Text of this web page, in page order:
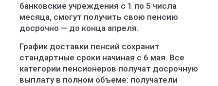
банковские учреждения с 1 по 5 числа
месяца, смогут получить свою пенсию
досрочно — до конца апреля.
График доставки пенсий сохранит
стандартные сроки начиная с 6 мая. Все
категории пенсионеров получат досрочную
выплату в полном объеме: получатели